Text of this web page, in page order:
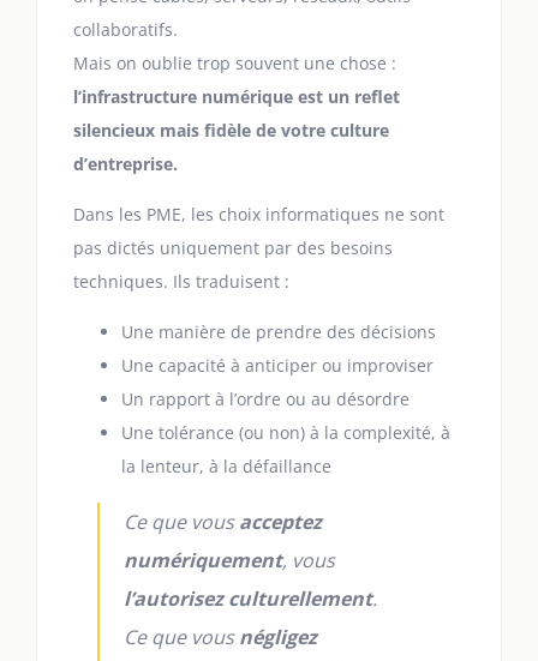
collaboratifs.
Mais on oublie trop souvent une chose :
l’infrastructure numérique est un reflet
silencieux mais fidèle de votre culture
d’entreprise.
Dans les PME, les choix informatiques ne sont
pas dictés uniquement par des besoins
techniques. Ils traduisent :
Une manière de prendre des décisions
Une capacité à anticiper ou improviser
Un rapport à l’ordre ou au désordre
Une tolérance (ou non) à la complexité, à
la lenteur, à la défaillance
Ce que vousacceptez
numériquement, vous
l’autorisez culturellement.
Ce que vousnégligez